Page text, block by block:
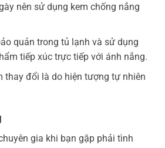
nên sử dụng kem chống nắng
quản trong tủ lạnh và sử dụng
tiếp xúc trực tiếp với ánh nắng.
thay đổi là do hiện tượng tự nhiên
gia khi bạn gặp phải tình